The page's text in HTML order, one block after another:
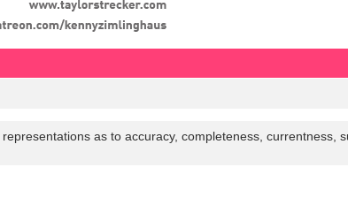
as to accuracy, completeness, currentness,